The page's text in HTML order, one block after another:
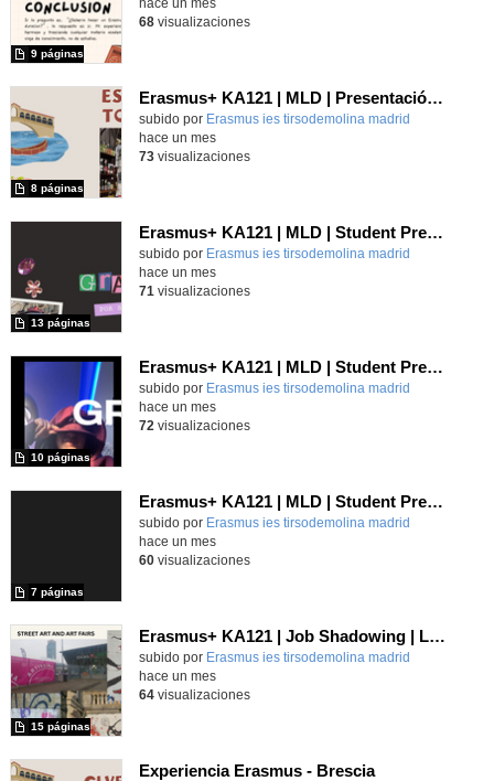
9 páginas
hace un mes
68visualizaciones
Erasmus+ KA121 | MLD | Presentación 1 | Verona 2025
Contenido educativo.
subido por Erasmus ies tirsodemolina madrid
8 páginas
hace un mes
73visualizaciones
Erasmus+ KA121 | MLD | Student Presentation | Turin 2025
Contenido educativo.
subido por Erasmus ies tirsodemolina madrid
13 páginas
hace un mes
71 visualizaciones
Erasmus+ KA121 | MLD | Student Presentation 2 | Rome 2025
Contenido educativo.
subido por Erasmus ies tirsodemolina madrid
10 páginas
hace un mes
72 visualizaciones
Erasmus+ KA121 | MLD | Student Presentation 1 | Rome 2025
Contenido educativo.
subido por Erasmus ies tirsodemolina madrid
7 páginas
hace un mes
60visualizaciones
Erasmus+ KA121 | Job Shadowing | Liceo Domenico Berti, Turin 2025
Contenido educativo.
subido por Erasmus ies tirsodemolina madrid
15 páginas
hace un mes
64visualizaciones
Experiencia Erasmus - Brescia